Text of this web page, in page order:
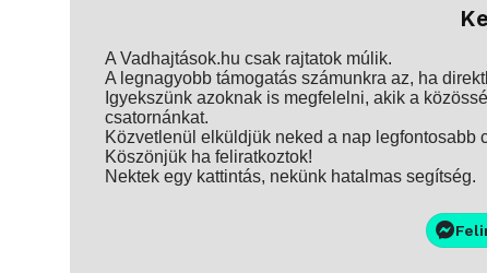
A Vadhajtások.hu csak rajtatok múlik.
A legnagyobb támogatás számunkra az, ha
Igyekszünk azoknak is megfelelni, akik a
csatornánkat.
Közvetlenül elküldjük neked a nap legfontosabb
Köszönjük ha feliratkoztok!
Nektek egy kattintás, nekünk hatalmas segítség.